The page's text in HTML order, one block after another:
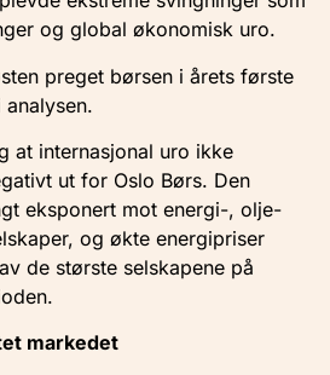
og global økonomisk uro.
preget børsen i årets første
at internasjonal uro ikke
ut for Oslo Børs. Den
eksponert mot energi-, olje-
og økte energipriser
de største selskapene på
markedet